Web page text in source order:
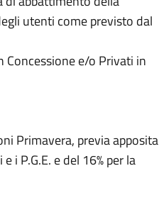
utenti come previsto dal
e/o Privati in
Primavera, previa apposita
i P.G.E. e del 16% per la